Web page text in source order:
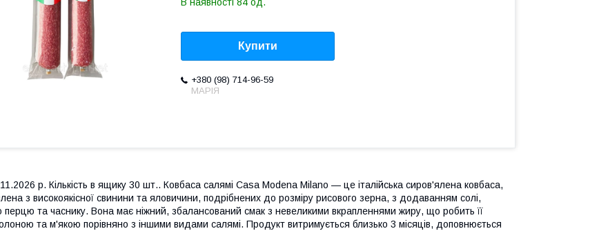
Купити
+380 (98) 714-96-59
МАРІЯ
р. Кількість в ящику 30 шт.. Ковбаса салямі Casa Modena Milano — це італійська сиров'ялена ковбаса,
з високоякісної свинини та яловичини, подрібнених до розміру рисового зерна, з додаванням солі,
перцю та часнику. Вона має ніжний, збалансований смак з невеликими вкрапленнями жиру, що робить її
та м'якою порівняно з іншими видами салямі. Продукт витримується близько 3 місяців, доповнюється